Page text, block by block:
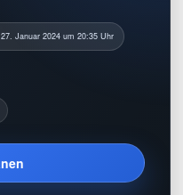
Januar 2024 um 20:35 Uhr